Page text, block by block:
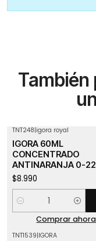
TNT248|igora royal
IGORA 60ML
CONCENTRADO
ANTINARANJA 0-22
$8.990
Cantidad
Comprar ahora
TNT1539|IGORA